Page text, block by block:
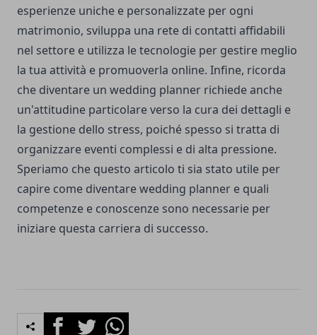
esperienze uniche e personalizzate per ogni
matrimonio, sviluppa una rete di contatti affidabili
nel settore e utilizza le tecnologie per gestire meglio
la tua attività e promuoverla online. Infine, ricorda
che diventare un wedding planner richiede anche
un'attitudine particolare verso la cura dei dettagli e
la gestione dello stress, poiché spesso si tratta di
organizzare eventi complessi e di alta pressione.
Speriamo che questo articolo ti sia stato utile per
capire come diventare wedding planner e quali
competenze e conoscenze sono necessarie per
iniziare questa carriera di successo.
FacebookTwitterWhatsapp